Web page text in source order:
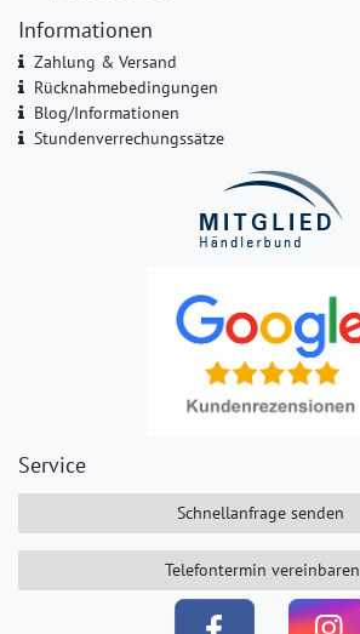
Informationen
Zahlung & Versand
Rücknahmebedingungen
Blog/Informationen
Stundenverrechungssätze
Service
Schnellanfrage senden
Telefontermin vereinbaren